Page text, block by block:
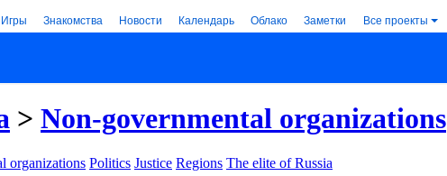
Игры Знакомства Новости Календарь Облако Заметки Все проекты
> Non-governmental organizations
organizations Politics Justice Regions The elite of Russia